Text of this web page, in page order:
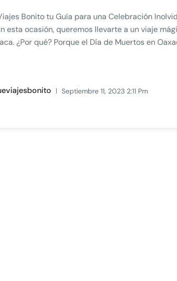
Bonito tu Guía para una Celebración
esta ocasión, queremos llevarte a un viaje
¿Por qué? Porque el Día de Muertos en
Septiembre 11, 2023 2:11 Pm